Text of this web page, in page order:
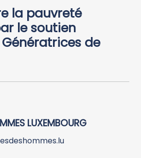
la pauvreté
le soutien
de
LUXEMBOURG